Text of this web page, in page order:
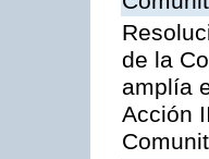
de la
amplía
Acción